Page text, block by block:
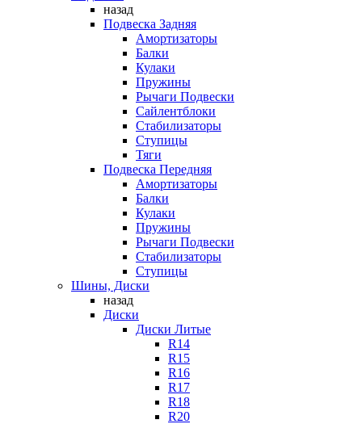
назад
Подвеска Задняя
Амортизаторы
Балки
Кулаки
Пружины
Рычаги Подвески
Сайлентблоки
Стабилизаторы
Ступицы
Тяги
Подвеска Передняя
Амортизаторы
Балки
Кулаки
Пружины
Рычаги Подвески
Стабилизаторы
Ступицы
Шины, Диски
назад
Диски
Диски Литые
R14
R15
R16
R17
R18
R20